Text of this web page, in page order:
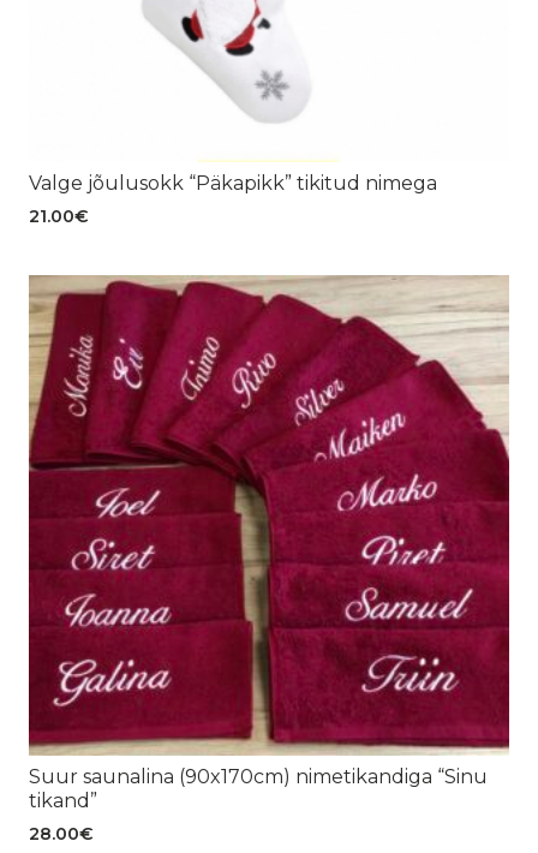
Valge jõulusokk “Päkapikk” tikitud nimega
21.00€
Suur saunalina (90x170cm) nimetikandiga “Sinu
tikand”
28.00€